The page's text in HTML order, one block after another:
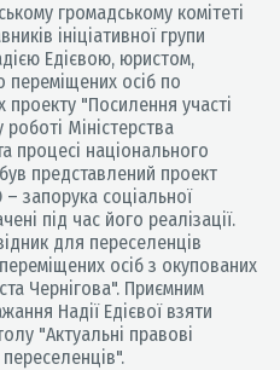
громадському комітеті
ініціативної групи
Едієвою, юристом,
переміщених осіб по
проекту "Посилення участі
Міністерства
процесі національного
представлений проект
запорука соціальної
під час його реалізації.
для переселенців
осіб з окупованих
Чернігова". Приємним
Надії Едієвої взяти
"Актуальні правові